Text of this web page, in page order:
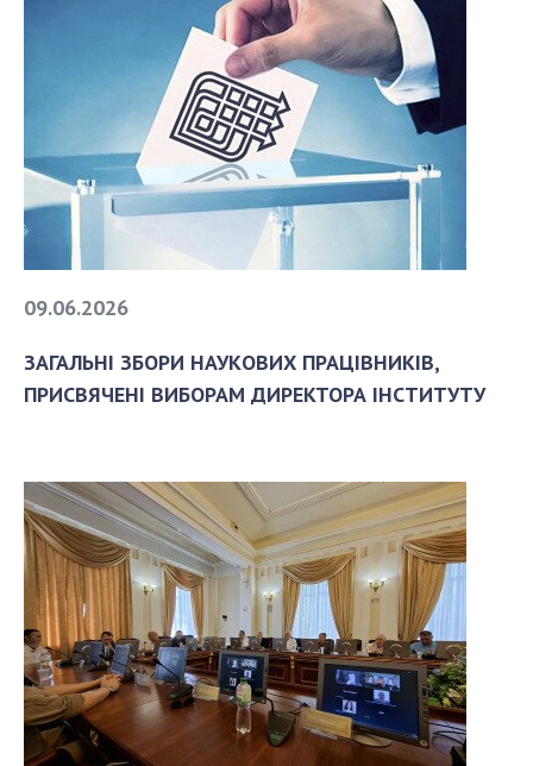
09.06.2026
ЗАГАЛЬНІ ЗБОРИ НАУКОВИХ ПРАЦІВНИКІВ,
ПРИСВЯЧЕНІ ВИБОРАМ ДИРЕКТОРА ІНСТИТУТУ